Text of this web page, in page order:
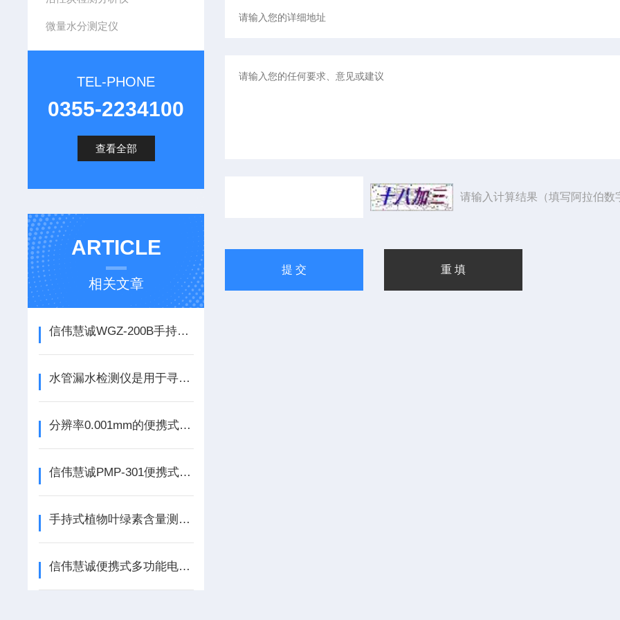
微量水分测定仪
TEL-PHONE
0355-2234100
查看全部
ARTICLE
相关文章
信伟慧诚WGZ-200B手持式散射光浊度仪技术简介
水管漏水检测仪是用于寻找并确定供水管道漏点位置的仪器
分辨率0.001mm的便携式数显腐蚀凹坑深度测量仪选型参考！
信伟慧诚PMP-301便携式一体式多参数分析仪顶配可实现8参数分析
手持式植物叶绿素含量测定仪
信伟慧诚便携式多功能电能表现场校验仪仪器文献
请输入计算结果（填写阿拉伯数